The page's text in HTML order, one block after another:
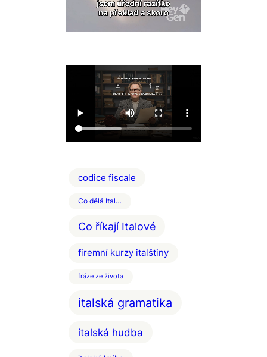
codice fiscale
Co dělá Ital…
Co říkají Italové
firemní kurzy italštiny
fráze ze života
italská gramatika
italská hudba